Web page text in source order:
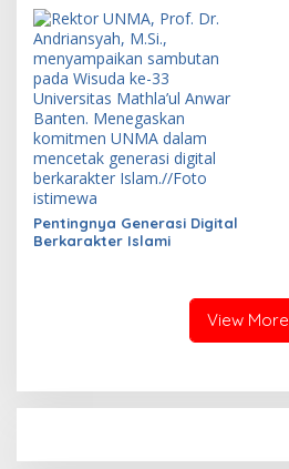
Pentingnya Generasi Digital
Berkarakter Islami
View More